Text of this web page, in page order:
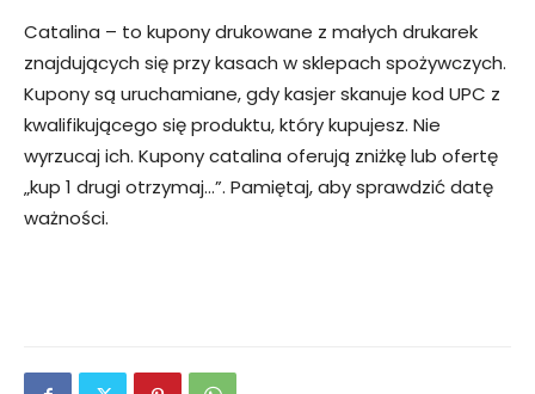
Catalina – to kupony drukowane z małych drukarek
znajdujących się przy kasach w sklepach spożywczych.
Kupony są uruchamiane, gdy kasjer skanuje kod UPC z
kwalifikującego się produktu, który kupujesz. Nie
wyrzucaj ich. Kupony catalina oferują zniżkę lub ofertę
„kup 1 drugi otrzymaj…”. Pamiętaj, aby sprawdzić datę
ważności.